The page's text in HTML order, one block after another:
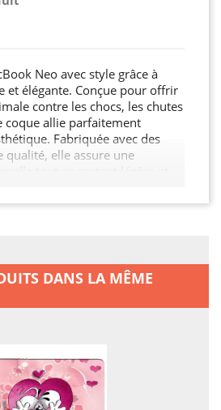
Neo avec style grâce à
et élégante. Conçue pour offrir
contre les chocs, les chutes
coque allie parfaitement
Fabriquée avec des
qualité, elle assure une
design moderne et raffiné
Neo tout en offrant un
DANS LA MÊME